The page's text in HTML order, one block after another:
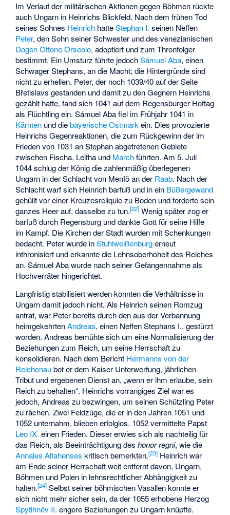
Im Verlauf der militärischen Aktionen gegen Böhmen rückte
auch Ungarn in Heinrichs Blickfeld. Nach dem frühen Tod
seines Sohnes Heinrich hatteStephan I. seinen Neffen
Peter, den Sohn seiner Schwester und des venezianischen
Dogen Ottone Orseolo, adoptiert und zum Thronfolger
bestimmt. Ein Umsturz führte jedochSámuel Aba, einen
Schwager Stephans, an die Macht; die Hintergründe sind
nicht zu erhellen. Peter, der noch 1039/40 auf der Seite
Břetislavs gestanden und damit zu den Gegnern Heinrichs
gezählt hatte, fand sich 1041 auf dem Regensburger Hoftag
als Flüchtling ein. Sámuel Aba fiel im Frühjahr 1041 in
Kärnten und diebayerische Ostmark ein. Dies provozierte
Heinrichs Gegenreaktionen, die zum Rückgewinn der im
Frieden von 1031 an Stephan abgetretenen Gebiete
zwischen Fischa, Leitha und Marchführten. Am 5. Juli
1044 schlug der König die zahlenmäßig überlegenen
Ungarn in derSchlacht von Menföan der Raab. Nach der
Schlacht warf sich Heinrich barfuß und in ein Büßergewand
gehüllt vor einer Kreuzesreliquie zu Boden und forderte sein
ganzes Heer auf, dasselbe zu tun.[22] Wenig später zog er
barfuß durch Regensburg und dankte Gott für seine Hilfe
im Kampf. Die Kirchen der Stadt wurden mit Schenkungen
bedacht. Peter wurde inStuhlweißenburgerneut
inthronisiert und erkannte die Lehnsoberhoheit des Reiches
an. Sámuel Aba wurde nach seiner Gefangennahme als
Hochverräter hingerichtet.
Langfristig stabilisiert werden konnten die Verhältnisse in
Ungarn damit jedoch nicht. Als Heinrich seinen Romzug
antrat, war Peter bereits durch den aus der Verbannung
heimgekehrtenAndreas, einen Neffen Stephans I., gestürzt
worden. Andreas bemühte sich um eine Normalisierung der
Beziehungen zum Reich, um seine Herrschaft zu
konsolidieren. Nach dem Bericht Hermanns von der
Reichenaubot er dem Kaiser Unterwerfung, jährlichen
Tribut und ergebenen Dienst an, „wenn er ihm erlaube, sein
Reich zu behalten“. Heinrichs vorrangiges Ziel war es
jedoch, Andreas zu bezwingen, um seinen Schützling Peter
zu rächen. Zwei Feldzüge, die er in den Jahren 1051 und
1052 unternahm, blieben erfolglos. 1052 vermittelte Papst
Leo IX. einen Frieden. Dieser erwies sich als nachteilig für
das Reich, als Beeinträchtigung deshonor regni, wie die
Annales Altahenses kritisch bemerkten.[23] Heinrich war
am Ende seiner Herrschaft weit entfernt davon, Ungarn,
Böhmen und Polen in lehnsrechtlicher Abhängigkeit zu
halten.[24] Selbst seiner böhmischen Vasallen konnte er
sich nicht mehr sicher sein, da der 1055 erhobene Herzog
Spytihněv II. engere Beziehungen zu Ungarn knüpfte.